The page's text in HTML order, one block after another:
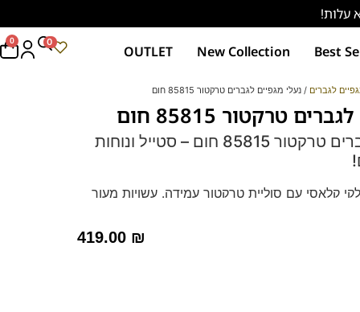
Best
New Collection
OUTLET
0 0
לגברים / נעלי מגפיים לגברים טרקטור 85815 חום
טרקטור 85815 חום
נעלי מגפיים לגברים טרקטור 85815 חום – סטייל ונוחות
קלאסי עם סוליית טרקטור עמידה. עשויות מעור
מושלמות לימי החורף והסתיו, משדרות ביטחון419.00 ₪